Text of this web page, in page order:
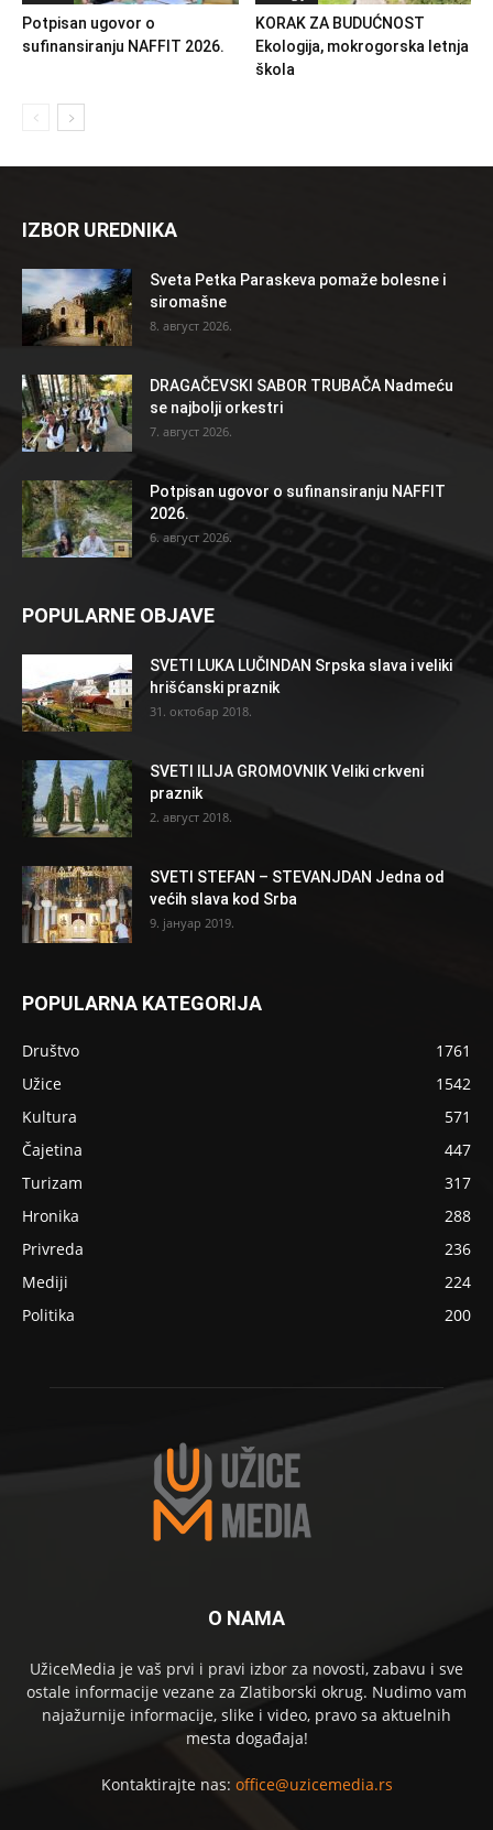
Potpisan ugovor o
sufinansiranju NAFFIT 2026.
KORAK ZA BUDUĆNOST
Ekologija, mokrogorska letnja
škola
IZBOR UREDNIKA
Sveta Petka Paraskeva pomaže bolesne i
siromašne
8. август 2026.
DRAGAČEVSKI SABOR TRUBAČA Nadmeću
se najbolji orkestri
7. август 2026.
Potpisan ugovor o sufinansiranju NAFFIT
2026.
6. август 2026.
POPULARNE OBJAVE
SVETI LUKA LUČINDAN Srpska slava i veliki
hrišćanski praznik
31. октобар 2018.
SVETI ILIJA GROMOVNIK Veliki crkveni
praznik
2. август 2018.
SVETI STEFAN – STEVANJDAN Jedna od
većih slava kod Srba
9. јануар 2019.
POPULARNA KATEGORIJA
Društvo
1761
Užice
1542
Kultura
571
Čajetina
447
Turizam
317
Hronika
288
Privreda
236
Mediji
224
Politika
200
O NAMA
UžiceMedia je vaš prvi i pravi izbor za novosti, zabavu i sve
ostale informacije vezane za Zlatiborski okrug. Nudimo vam
najažurnije informacije, slike i video, pravo sa aktuelnih
mesta događaja!
Kontaktirajte nas: office@uzicemedia.rs